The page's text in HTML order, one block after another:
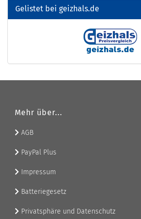
Gelistet bei geizhals.de
Mehr über...
AGB
PayPal Plus
Impressum
Batteriegesetz
Privatsphäre und Datenschutz